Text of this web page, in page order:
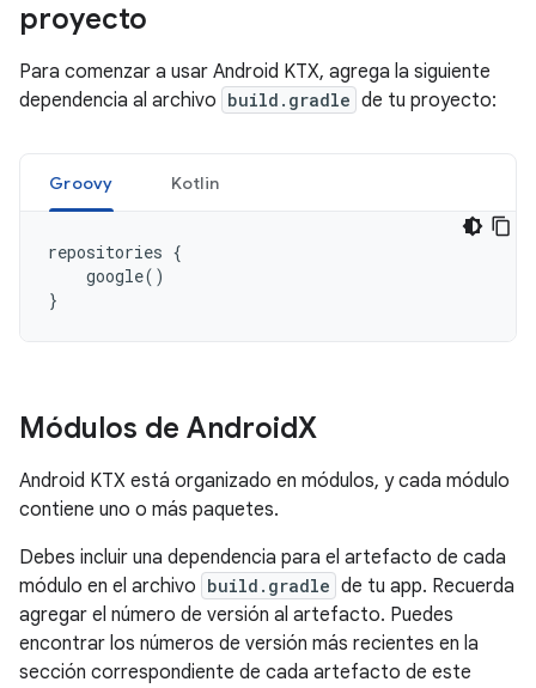
proyecto
Para comenzar a usar Android KTX, agrega la siguiente
dependencia al archivo build.gradle de tu proyecto:
Groovy Kotlin
repositories {
google()
}
Módulos de AndroidX
Android KTX está organizado en módulos, y cada módulo
contiene uno o más paquetes.
Debes incluir una dependencia para el artefacto de cada
módulo en el archivo build.gradle de tu app. Recuerda
agregar el número de versión al artefacto. Puedes
encontrar los números de versión más recientes en la
sección correspondiente de cada artefacto de este